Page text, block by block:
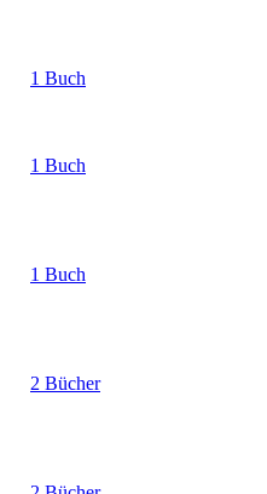
1 Buch
1 Buch
1 Buch
2 Bücher